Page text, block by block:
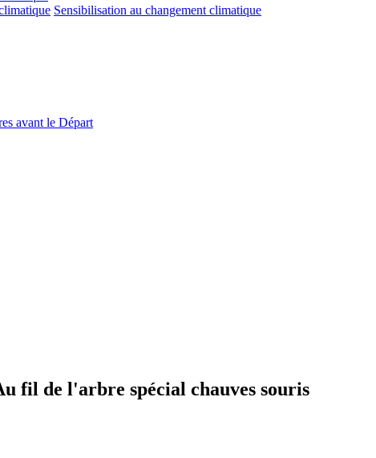
Sensibilisation au changement climatique
avant le Départ
fil de l'arbre spécial chauves souris